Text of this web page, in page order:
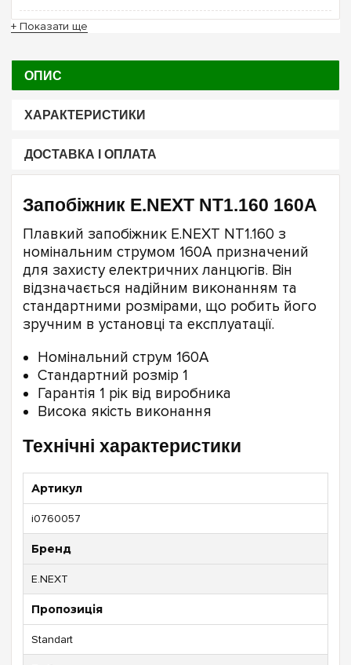
+ Показати ще
ОПИС
ХАРАКТЕРИСТИКИ
ДОСТАВКА І ОПЛАТА
Запобіжник E.NEXT NT1.160 160А
Плавкий запобіжник E.NEXT NT1.160 з
номінальним струмом 160А призначений
для захисту електричних ланцюгів. Він
відзначається надійним виконанням та
стандартними розмірами, що робить його
зручним в установці та експлуатації.
Номінальний струм 160А
Стандартний розмір 1
Гарантія 1 рік від виробника
Висока якість виконання
Технічні характеристики
Артикул
i0760057
Бренд
E.NEXT
Пропозиція
Standart